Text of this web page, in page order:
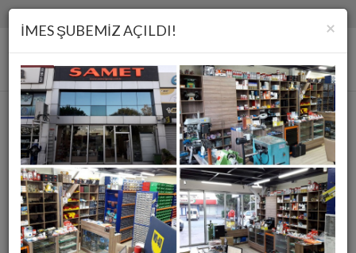
Kolon
×
İMES ŞUBEMİZ AÇILDI!